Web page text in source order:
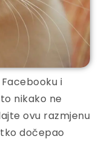
i
nikako ne
ovu razmjenu
dočepao